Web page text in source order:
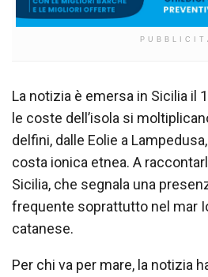
La notizia è emersa in Sicilia il
le coste dell’isola si
delfini, dalle Eolie a
costa ionica etnea. A
Sicilia, che segnala una
frequente soprattutto nel mar
catanese.
Per chi va per mare, la notizia